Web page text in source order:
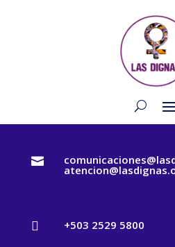

 +503 2529 5800